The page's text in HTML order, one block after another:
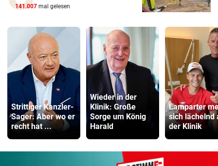
141.007 mal gelesen
Strittiger Kanzler-
Sager: Aber wo er
recht hat ...
Wieder in der
Klinik: Große
Sorge um König
Harald
Lamparter
sich lächelnd
der Klinik